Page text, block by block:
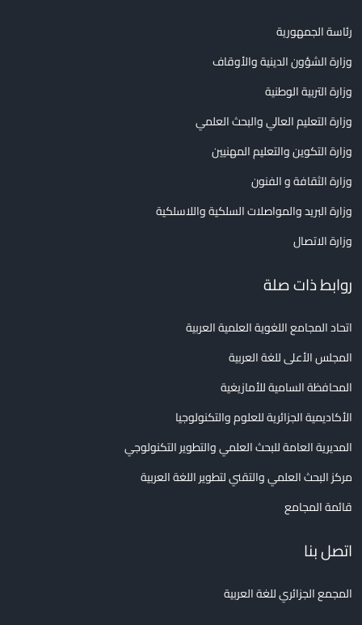
رئاسة الجمهورية
وزارة الشؤون الدينية والأوقاف
وزارة التربية الوطنية
وزارة التعليم العالي والبحث العلمي
وزارة التكوين والتعليم المهنيين
وزارة الثقافة و الفنون
وزارة البريد والمواصلات السلكية واللاسلكية
وزارة الاتصال
روابط ذات صلة
اتحاد المجامع اللغوية العلمية العربية
المجلس الأعلى للغة العربية
المحافظة السامية للأمازيغية
الأكاديمية الجزائرية للعلوم والتكنولوجيا
المديرية العامة للبحث العلمي والتطوير التكنولوجي
مركز البحث العلمي والتقني لتطوير اللغة العربية
قائمة المجامع
اتصل بنا
المجمع الجزائري للغة العربية